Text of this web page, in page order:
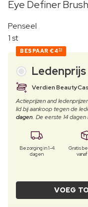
Eye Definer Brush
Penseel
1 st
BESPAAR €4 70
Ledenprijs
Verdien
Actieprijzen and
lid bij aankoop tegen de
dagen. De eerste 14 dagen
Bezorging in 1-4
dagen
Gratis
VOEG